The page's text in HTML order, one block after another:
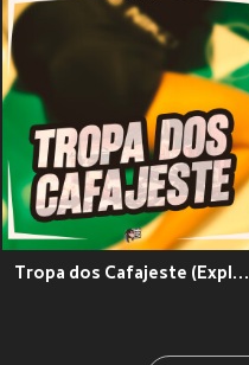
Tropa dos Cafajeste (Explicit)